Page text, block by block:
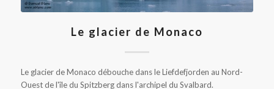
Le glacier de Monaco
Le glacier de Monaco débouche dans le Liefdefjorden au Nord-
Ouest de l'île du Spitzberg dans l'archipel du Svalbard.